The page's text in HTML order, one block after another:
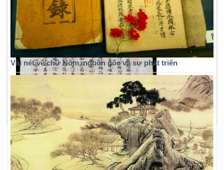
Vài nét về chữ Nôm, nguồn gốc và sự phát triển